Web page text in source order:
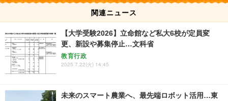
関連ニュース
【大学受験2026】立命館など私大6校が定員変
更、新設や募集停止…文科省
教育行政
2025.7.22(火) 14:45
未来のスマート農業へ、最先端ロボット活用…東